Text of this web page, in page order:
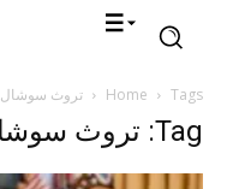
Home Tags تروث سوشال
Tag: تروث سوشال